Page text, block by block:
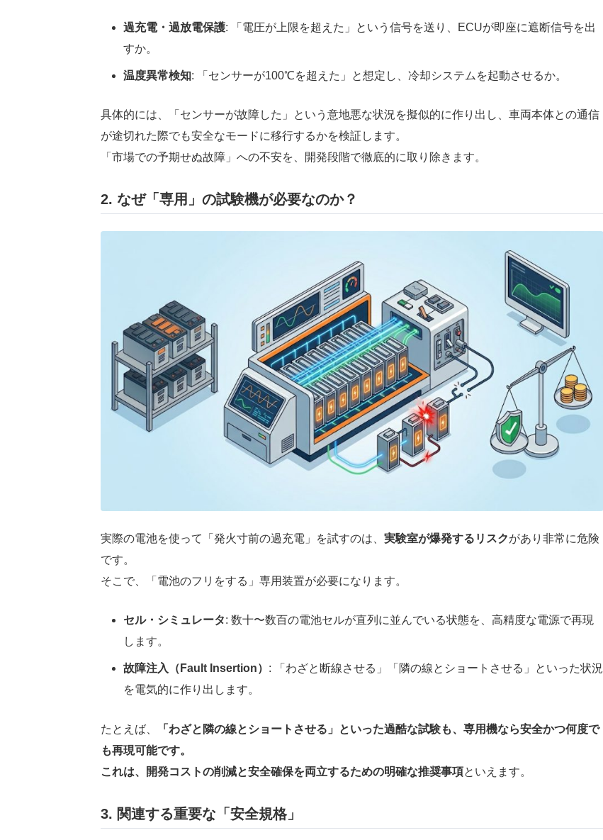
過充電・過放電保護: 「電圧が上限を超えた」という信号を送り、ECUが即座に遮断信号を出
すか。
温度異常検知: 「センサーが100℃を超えた」と想定し、冷却システムを起動させるか。
具体的には、「センサーが故障した」という意地悪な状況を擬似的に作り出し、車両本体との通信
が途切れた際でも安全なモードに移行するかを検証します。
「市場での予期せぬ故障」への不安を、開発段階で徹底的に取り除きます。
2. なぜ「専用」の試験機が必要なのか？
実際の電池を使って「発火寸前の過充電」を試すのは、 実験室が爆発するリスクがあり非常に危険
です。
そこで、「電池のフリをする」専用装置が必要になります。
セル・シミュレータ: 数十〜数百の電池セルが直列に並んでいる状態を、高精度な電源で再現
します。
故障注入（Fault Insertion） : 「わざと断線させる」「隣の線とショートさせる」といった状況
を電気的に作り出します。
たとえば、 「わざと隣の線とショートさせる」といった過酷な試験も、 専用機なら安全かつ何度で
も再現可能です。
これは、開発コストの削減と安全確保を両立するための明確な推奨事項といえます。
3. 関連する重要な「安全規格」